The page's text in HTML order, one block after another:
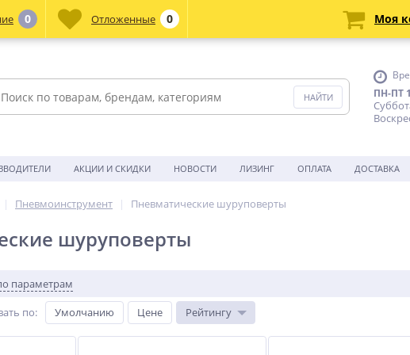
ПН-ПТ
АКЦИИ И СКИДКИ НОВОСТИ ЛИЗИНГ ОПЛАТА ДОСТАВКА
Пневмоинструмент Пневматические шуруповерты
шуруповерты
параметрам
по: Умолчанию Цене Рейтингу
0 Отложенные 0 Моя